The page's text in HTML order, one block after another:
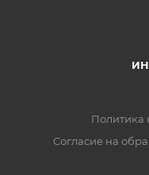
Политика
Cогласие на